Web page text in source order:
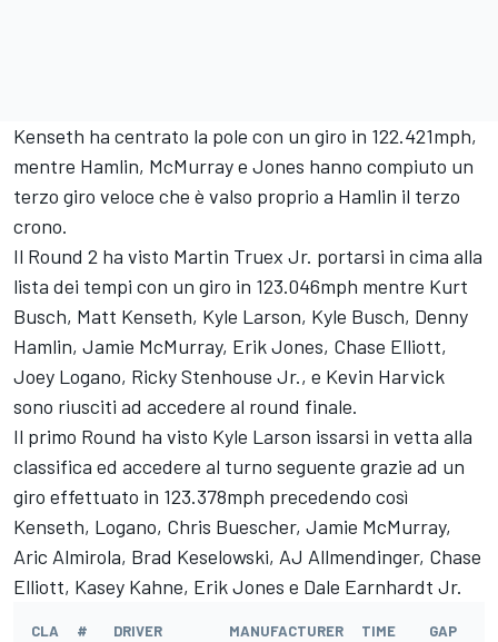
Kenseth ha centrato la pole con un giro in 122.421mph,
mentre Hamlin, McMurray e Jones hanno compiuto un
terzo giro veloce che è valso proprio a Hamlin il terzo
crono.
Il Round 2 ha visto Martin Truex Jr. portarsi in cima alla
lista dei tempi con un giro in 123.046mph mentre Kurt
Busch, Matt Kenseth, Kyle Larson, Kyle Busch, Denny
Hamlin, Jamie McMurray, Erik Jones, Chase Elliott,
Joey Logano, Ricky Stenhouse Jr., e Kevin Harvick
sono riusciti ad accedere al round finale.
Il primo Round ha visto Kyle Larson issarsi in vetta alla
classifica ed accedere al turno seguente grazie ad un
giro effettuato in 123.378mph precedendo così
Kenseth, Logano, Chris Buescher, Jamie McMurray,
Aric Almirola, Brad Keselowski, AJ Allmendinger, Chase
Elliott, Kasey Kahne, Erik Jones e Dale Earnhardt Jr.
CLA # DRIVER MANUFACTURER TIME GAP